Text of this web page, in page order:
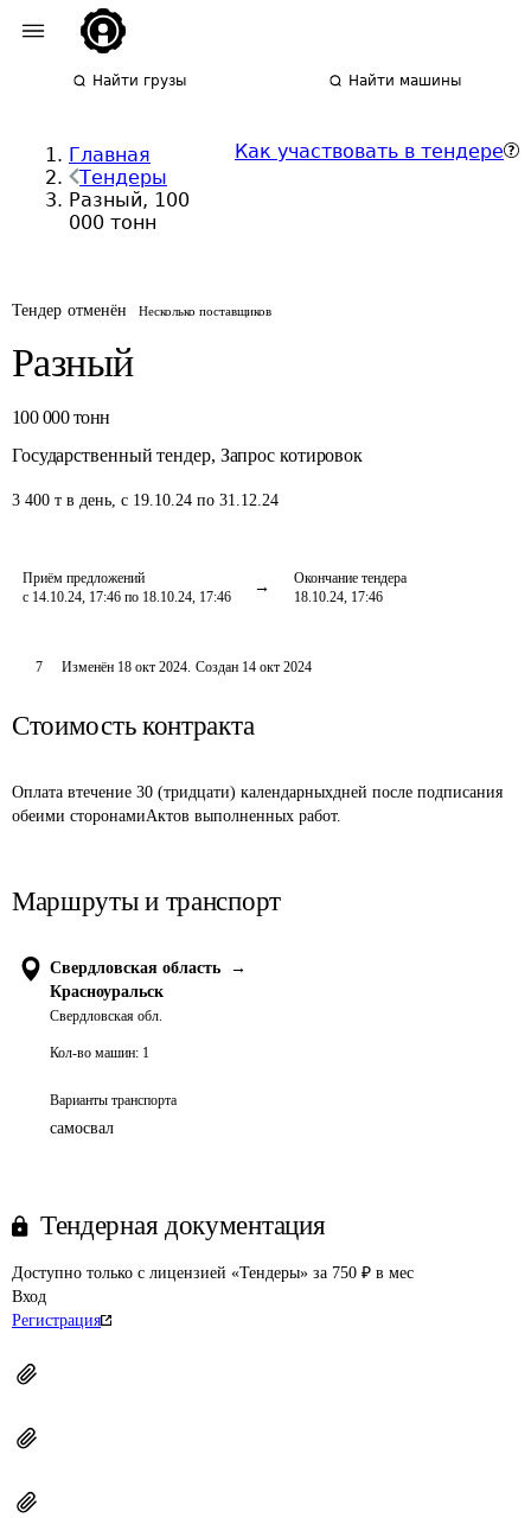
Найти грузы Найти машины
Главная
Тендеры
Разный, 100
000 тонн
Как участвовать в тендере
Тендер отменён Несколько поставщиков
Разный
100 000 тонн
Государственный тендер, Запрос котировок
3 400 т в день, с 19.10.24 по 31.12.24
Приём предложений
с 14.10.24, 17:46 по 18.10.24, 17:46
Окончание тендера
18.10.24, 17:46
7 Изменён 18 окт 2024. Создан 14 окт 2024
Стоимость контракта
Оплата втечение 30 (тридцати) календарныхдней после подписания
обеими сторонамиАктов выполненных работ.
Маршруты и транспорт
Свердловская область
→
Красноуральск
Свердловская обл.
Кол-во машин: 1
Варианты транспорта
самосвал
Тендерная документация
Доступно только с лицензией «Тендеры» за 750 ₽ в мес
Вход
Регистрация